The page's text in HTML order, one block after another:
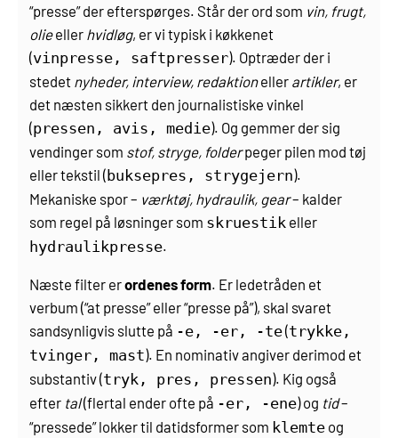
“presse” der efterspørges. Står der ord som vin, frugt,
olieeller hvidløg, er vi typisk i køkkenet
(vinpresse, saftpresser). Optræder der i
stedet nyheder, interview, redaktioneller artikler, er
det næsten sikkert den journalistiske vinkel
(pressen, avis, medie). Og gemmer der sig
vendinger som stof, stryge, folderpeger pilen mod tøj
eller tekstil (buksepres, strygejern).
Mekaniske spor – værktøj, hydraulik, gear– kalder
som regel på løsninger som skruestik eller
hydraulikpresse.
Næste filter erordenes form. Er ledetråden et
verbum (“at presse” eller “presse på”), skal svaret
sandsynligvis slutte på -e, -er, -te(trykke,
tvinger, mast). En nominativ angiver derimod et
substantiv (tryk, pres, pressen). Kig også
efter tal(flertal ender ofte på -er, -ene) og tid–
“pressede” lokker til datids­former som klemte og